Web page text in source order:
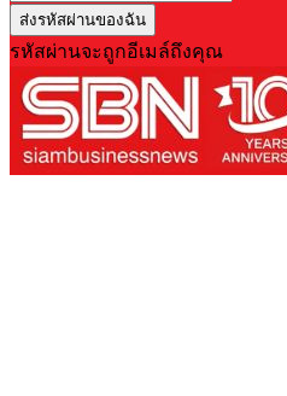
รหัสผ่านจะถูกอีเมล์ถึงคุณ